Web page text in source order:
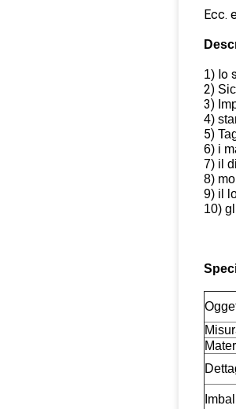
Ecc.
1) lo
2)
3)
4)
5)
6) i
7) il
8)
9) il
10)